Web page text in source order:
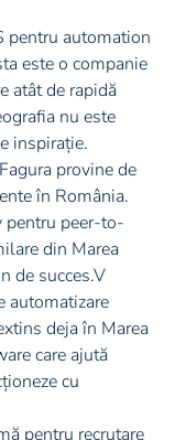
pentru automation
este o companie
atât de rapidă
nu este
inspirație.
provine de
în România.
pentru peer-to-
din Marea
de succes.V
automatizare
deja în Marea
care ajută
cu
pentru recrutare